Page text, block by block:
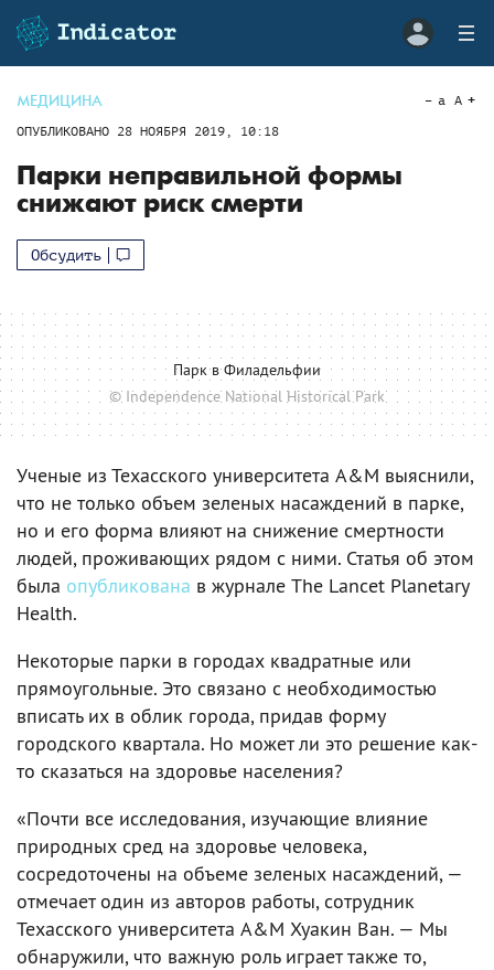
МЕДИЦИНА
ОПУБЛИКОВАНО 28 НОЯБРЯ 2019, 10:18
a A
Парки неправильной формы
снижают риск смерти
Обсудить
Парк в Филадельфии
© Independence National Historical Park
Ученые из Техасского университета A&M выяснили,
что не только объем зеленых насаждений в парке,
но и его форма влияют на снижение смертности
людей, проживающих рядом с ними. Статья об этом
была опубликована в журнале The Lancet Planetary
Health.
Некоторые парки в городах квадратные или
прямоугольные. Это связано с необходимостью
вписать их в облик города, придав форму
городского квартала. Но может ли это решение как-
то сказаться на здоровье населения?
«Почти все исследования, изучающие влияние
природных сред на здоровье человека,
сосредоточены на объеме зеленых насаждений, —
отмечает один из авторов работы, сотрудник
Техасского университета A&M Хуакин Ван. — Мы
обнаружили, что важную роль играет также то,